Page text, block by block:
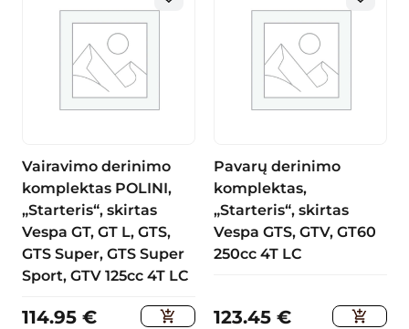
Vairavimo derinimo
komplektas POLINI,
„Starteris“, skirtas
Vespa GT, GT L, GTS,
GTS Super, GTS Super
Sport, GTV 125cc 4T LC
114.95 €
Pavarų derinimo
komplektas,
„Starteris“, skirtas
Vespa GTS, GTV, GT60
250cc 4T LC
123.45 €